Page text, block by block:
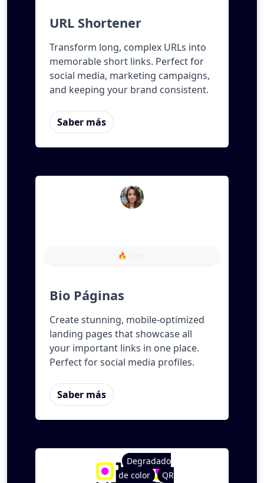
URL Shortener
Transform long, complex URLs into
memorable short links. Perfect for
social media, marketing campaigns,
and keeping your brand consistent.
Saber más
🔥 Shop
Bio Páginas
Create stunning, mobile-optimized
landing pages that showcase all
your important links in one place.
Perfect for social media profiles.
Saber más
Degradado
de color
QR